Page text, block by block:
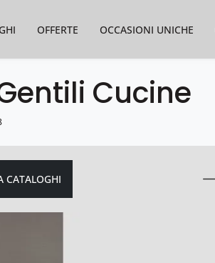
OFFERTE OCCASIONI UNICHE
Cucine
CATALOGHI